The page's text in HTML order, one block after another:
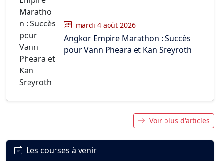
mardi 4 août 2026
Angkor Empire Marathon : Succès
pour Vann Pheara et Kan Sreyroth
Voir plus d'articles
Les courses à venir